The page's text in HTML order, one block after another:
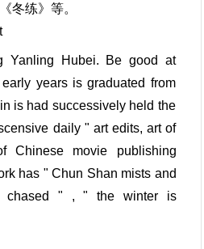
冬练》等。
Yanling Hubei. Be good at
years is graduated from
is had successively held the
daily " art edits, art of
Chinese movie publishing
has " Chun Shan mists and
" , " the winter is